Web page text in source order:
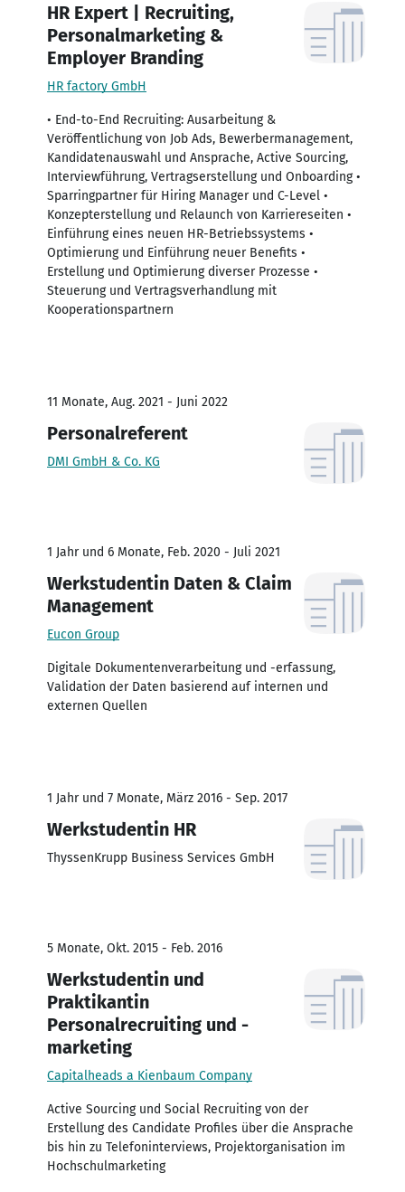
HR Expert | Recruiting,
Personalmarketing &
Employer Branding
HR factory GmbH
• End-to-End Recruiting: Ausarbeitung &
Veröffentlichung von Job Ads, Bewerbermanagement,
Kandidatenauswahl und Ansprache, Active Sourcing,
Interviewführung, Vertragserstellung und Onboarding •
Sparringpartner für Hiring Manager und C-Level •
Konzepterstellung und Relaunch von Karriereseiten •
Einführung eines neuen HR-Betriebssystems •
Optimierung und Einführung neuer Benefits •
Erstellung und Optimierung diverser Prozesse •
Steuerung und Vertragsverhandlung mit
Kooperationspartnern
11 Monate, Aug. 2021 - Juni 2022
Personalreferent
DMI GmbH & Co. KG
1 Jahr und 6 Monate, Feb. 2020 - Juli 2021
Werkstudentin Daten & Claim
Management
Eucon Group
Digitale Dokumentenverarbeitung und -erfassung,
Validation der Daten basierend auf internen und
externen Quellen
1 Jahr und 7 Monate, März 2016 - Sep. 2017
Werkstudentin HR
ThyssenKrupp Business Services GmbH
5 Monate, Okt. 2015 - Feb. 2016
Werkstudentin und
Praktikantin
Personalrecruiting und -
marketing
Capitalheads a Kienbaum Company
Active Sourcing und Social Recruiting von der
Erstellung des Candidate Profiles über die Ansprache
bis hin zu Telefoninterviews, Projektorganisation im
Hochschulmarketing